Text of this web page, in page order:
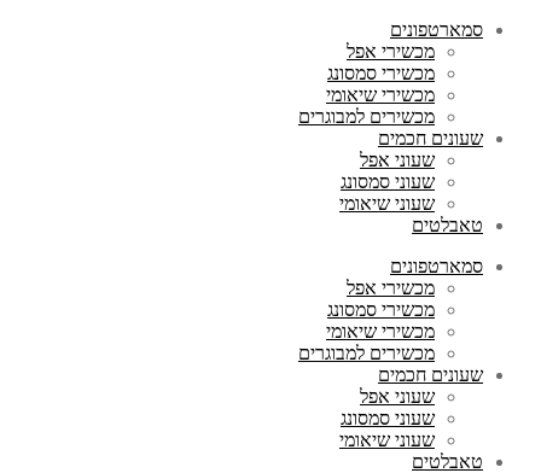
סמארטפונים
מכשירי אפל
מכשירי סמסונג
מכשירי שיאומי
מכשירים למבוגרים
שעונים חכמים
שעוני אפל
שעוני סמסונג
שעוני שיאומי
טאבלטים
סמארטפונים
מכשירי אפל
מכשירי סמסונג
מכשירי שיאומי
מכשירים למבוגרים
שעונים חכמים
שעוני אפל
שעוני סמסונג
שעוני שיאומי
טאבלטים